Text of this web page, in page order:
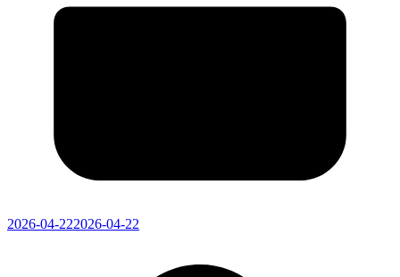
2026-04-222026-04-22